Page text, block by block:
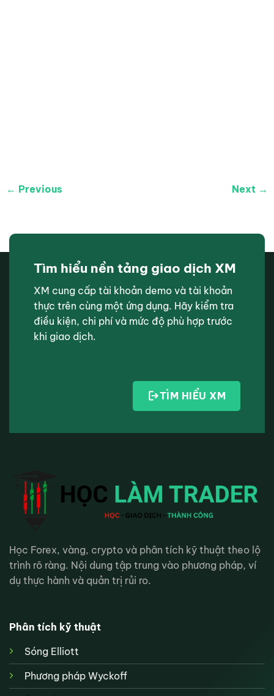
← Previous Next →
Tìm hiểu nền tảng giao dịch XM
XM cung cấp tài khoản demo và tài khoản
thực trên cùng một ứng dụng. Hãy kiểm tra
điều kiện, chi phí và mức độ phù hợp trước
khi giao dịch.
TÌM HIỂU XM
Học Forex, vàng, crypto và phân tích kỹ thuật theo lộ
trình rõ ràng. Nội dung tập trung vào phương pháp, ví
dụ thực hành và quản trị rủi ro.
Phân tích kỹ thuật
Sóng Elliott
Phương pháp Wyckoff